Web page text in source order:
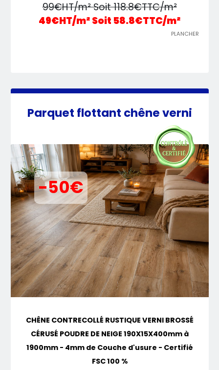
99€HT/m² Soit 118.8€TTC/m²
49€HT/m² Soit 58.8€TTC/m²
PLANCHER
Parquet flottant chêne verni
-50€
CHÊNE CONTRECOLLÉ RUSTIQUE VERNI BROSSÉ
CÉRUSÉ POUDRE DE NEIGE 190X15X400mm à
1900mm - 4mm de Couche d'usure - Certifié
FSC 100 %